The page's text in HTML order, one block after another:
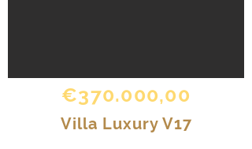
€370.000,00
Villa Luxury V17